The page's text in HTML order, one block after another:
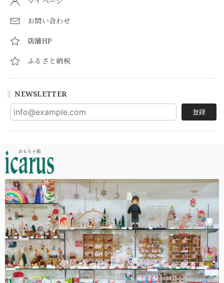
お問い合わせ
店舗HP
ふるさと納税
NEWSLETTER
登録